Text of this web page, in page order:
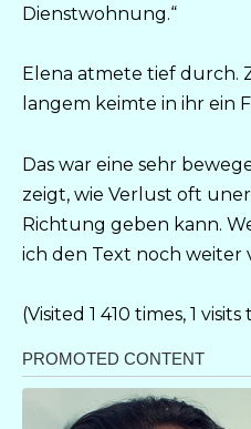
Dienstwohnung.“
Elena atmete tief durch.
langem keimte in ihr ein
Das war eine sehr
zeigt, wie Verlust oft
Richtung geben kann.
ich den Text noch weiter
(Visited 1 410 times, 1 visits